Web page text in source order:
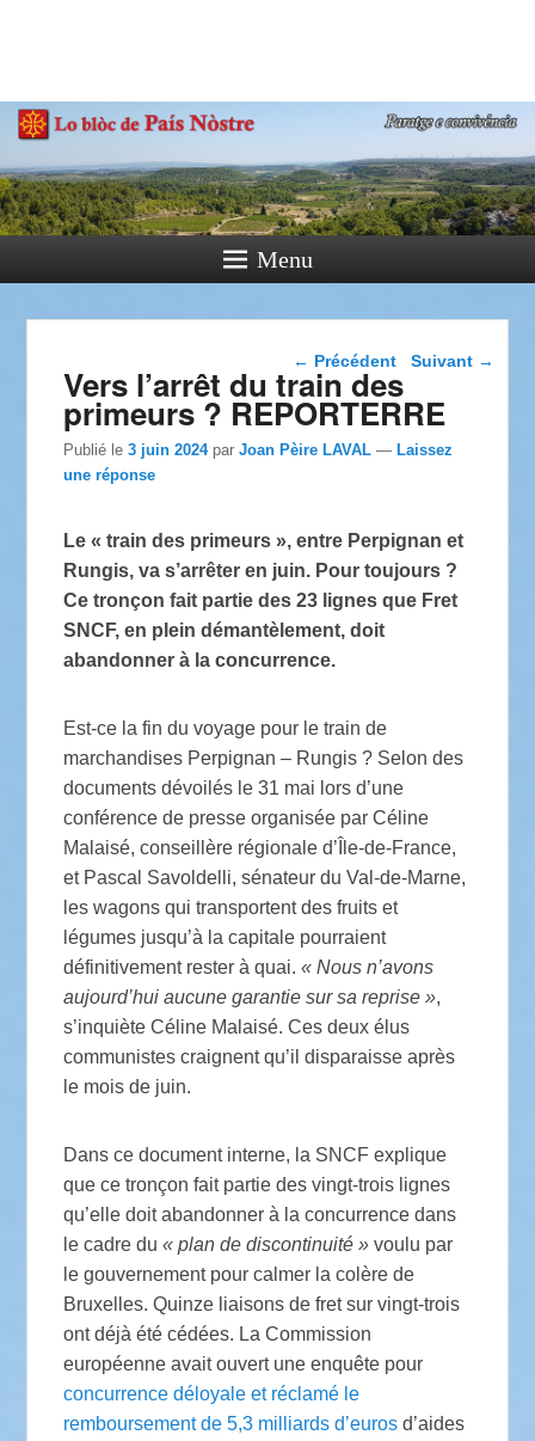
Paratge e Convivència
Menu
Navigation dans les
← Précédent Suivant →
Vers l’arrêt du train des
primeurs ? REPORTERRE
Publié le3 juin 2024 parJoan Pèire LAVAL —Laissez
une réponse
Le « train des primeurs », entre Perpignan et
Rungis, va s’arrêter en juin. Pour toujours ?
Ce tronçon fait partie des 23 lignes que Fret
SNCF, en plein démantèlement, doit
abandonner à la concurrence.
Est-ce la fin du voyage pour le train de
marchandises Perpignan – Rungis ? Selon des
documents dévoilés le 31 mai lors d’une
conférence de presse organisée par Céline
Malaisé, conseillère régionale d’Île-de-France,
et Pascal Savoldelli, sénateur du Val-de-Marne,
les wagons qui transportent des fruits et
légumes jusqu’à la capitale pourraient
définitivement rester à quai.« Nous n’avons
aujourd’hui aucune garantie sur sa reprise »,
s’inquiète Céline Malaisé. Ces deux élus
communistes craignent qu’il disparaisse après
le mois de juin.
Dans ce document interne, la SNCF explique
que ce tronçon fait partie des vingt-trois lignes
qu’elle doit abandonner à la concurrence dans
le cadre du« plan de discontinuité » voulu par
le gouvernement pour calmer la colère de
Bruxelles. Quinze liaisons de fret sur vingt-trois
ont déjà été cédées. La Commission
européenne avait ouvert une enquête pour
concurrence déloyale et réclamé le
remboursement de 5,3 milliards d’euros d’aides